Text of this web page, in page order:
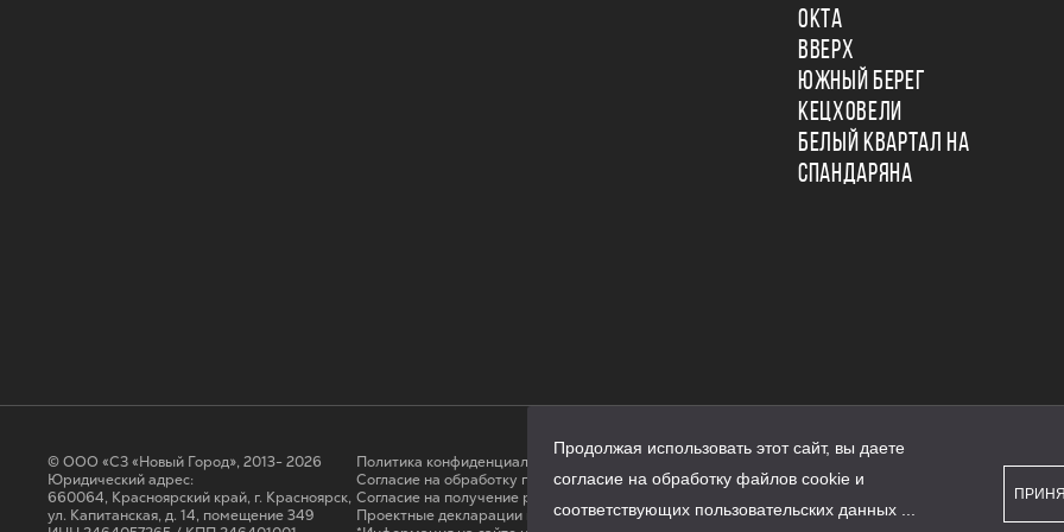
ОКТА
ВВЕРХ
ЮЖНЫЙ БЕРЕГ
КЕЦХОВЕЛИ
БЕЛЫЙ КВАРТАЛ НА
СПАНДАРЯНА
© ООО «СЗ «Новый Город», 2013- 2026
Юридический адрес:
660064, Красноярский край, г. Красноярск,
ул. Капитанская, д. 14, помещение 349
Политика конфиденциальности
Согласие на обработку персональных данных
Cогласие на получение рассылки
Проектные декларации на сайте наш.дом.рф
Продолжая использовать этот сайт, вы даете
согласие на обработку файлов cookie и
соответствующих пользовательских данных